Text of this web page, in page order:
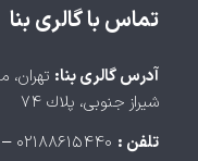
تماس با گالری بنا
آدرس گالری بنا: تهران،
شيراز جنوبی، پلاك ۷۴
تلفن :